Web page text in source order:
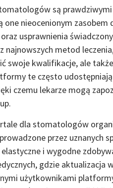
są
one nieocenionym
usprawnienia
najnowszych metod
swoje kwalifikacje, ale
te często
czemu lekarze mogą
dla stomatologów
przez uznanych
i wygodne
gdzie aktualizacja
użytkownikami